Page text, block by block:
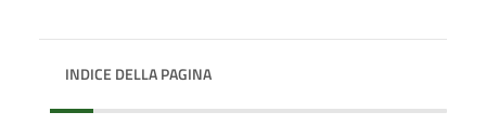
INDICE DELLA PAGINA